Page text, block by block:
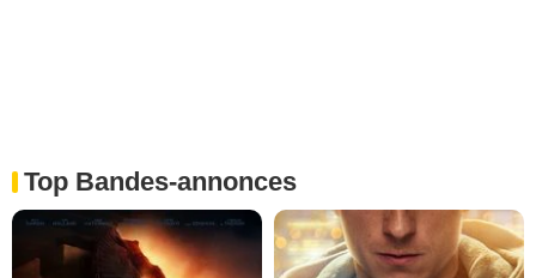
Top Bandes-annonces